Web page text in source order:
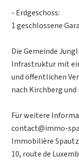
- Erdgeschoss:
1 geschlossene
Die Gemeinde
Infrastruktur mit
und öffentlichen
nach Kirchberg
Für weitere
contact@immo-
Immobilière Spautz
10, route de